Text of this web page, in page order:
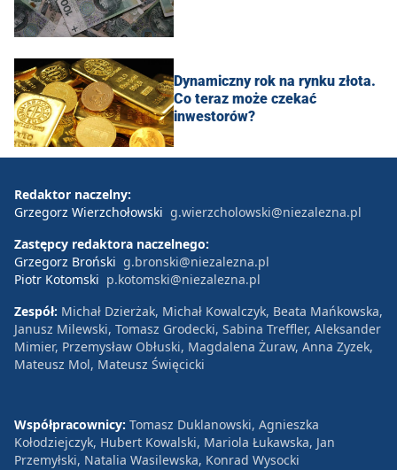
Dynamiczny rok na rynku złota.
Co teraz może czekać
inwestorów?
Redaktor naczelny:
Grzegorz Wierzchołowski g.wierzcholowski@niezalezna.pl
Zastępcy redaktora naczelnego:
Grzegorz Broński g.bronski@niezalezna.pl
Piotr Kotomski p.kotomski@niezalezna.pl
Zespół: Michał Dzierżak, Michał Kowalczyk, Beata Mańkowska,
Janusz Milewski, Tomasz Grodecki, Sabina Treffler, Aleksander
Mimier, Przemysław Obłuski, Magdalena Żuraw, Anna Zyzek,
Mateusz Mol, Mateusz Święcicki
Współpracownicy: Tomasz Duklanowski, Agnieszka
Kołodziejczyk, Hubert Kowalski, Mariola Łukawska, Jan
Przemyłski, Natalia Wasilewska, Konrad Wysocki